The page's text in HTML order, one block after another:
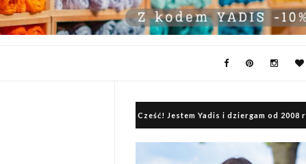
Cześć! Jestem Yadis i dziergam od 2008